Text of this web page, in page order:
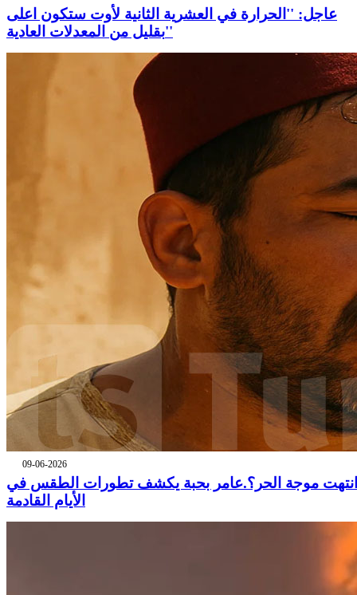
عاجل: ''الحرارة في العشرية الثانية لأوت ستكون اعلى
بقليل من المعدلات العادية''
09-06-2026
انتهت موجة الحر؟.عامر بحبة يكشف تطورات الطقس في
الأيام القادمة